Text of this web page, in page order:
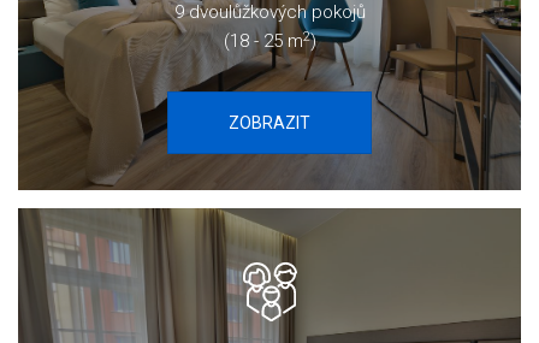
9 dvoulůžkových pokojů
(18 - 25 m2)
ZOBRAZIT